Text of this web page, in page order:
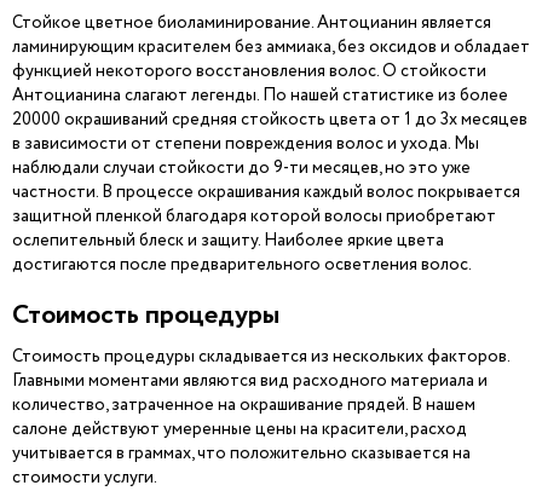
Стойкое цветное биоламинирование. Антоцианин является
ламинирующим красителем без аммиака, без оксидов и обладает
функцией некоторого восстановления волос. О стойкости
Антоцианина слагают легенды. По нашей статистике из более
20000 окрашиваний средняя стойкость цвета от 1 до 3х месяцев
в зависимости от степени повреждения волос и ухода. Мы
наблюдали случаи стойкости до 9-ти месяцев, но это уже
частности. В процессе окрашивания каждый волос покрывается
защитной пленкой благодаря которой волосы приобретают
ослепительный блеск и защиту. Наиболее яркие цвета
достигаются после предварительного осветления волос.
Стоимость процедуры
Стоимость процедуры складывается из нескольких факторов.
Главными моментами являются вид расходного материала и
количество, затраченное на окрашивание прядей. В нашем
салоне действуют умеренные цены на красители, расход
учитывается в граммах, что положительно сказывается на
стоимости услуги.